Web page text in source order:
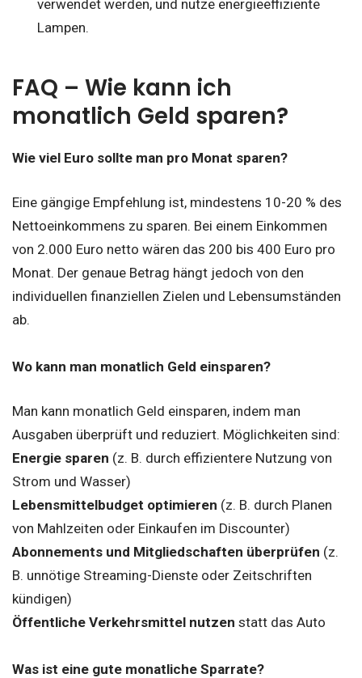
verwendet werden, und nutze energieeffiziente
Lampen.
FAQ – Wie kann ich
monatlich Geld sparen?
Wie viel Euro sollte man pro Monat sparen?
Eine gängige Empfehlung ist, mindestens 10-20 % des
Nettoeinkommens zu sparen. Bei einem Einkommen
von 2.000 Euro netto wären das 200 bis 400 Euro pro
Monat. Der genaue Betrag hängt jedoch von den
individuellen finanziellen Zielen und Lebensumständen
ab.
Wo kann man monatlich Geld einsparen?
Man kann monatlich Geld einsparen, indem man
Ausgaben überprüft und reduziert. Möglichkeiten sind:
Energie sparen (z. B. durch effizientere Nutzung von
Strom und Wasser)
Lebensmittelbudget optimieren (z. B. durch Planen
von Mahlzeiten oder Einkaufen im Discounter)
Abonnements und Mitgliedschaften überprüfen (z.
B. unnötige Streaming-Dienste oder Zeitschriften
kündigen)
Öffentliche Verkehrsmittel nutzen statt das Auto
Was ist eine gute monatliche Sparrate?